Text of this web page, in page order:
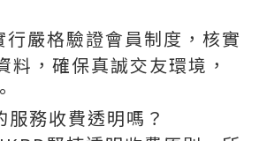
嚴格驗證會員制度，核實
料，確保真誠交友環境，
務收費透明嗎？